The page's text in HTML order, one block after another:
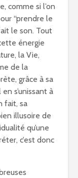
comme si l’on
“prendre le
le son. Tout
énergie
la Vie,
de la
grâce à sa
s’unissant à
fait, sa
illusoire de
qu’une
c’est donc